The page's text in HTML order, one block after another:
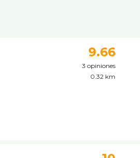
9.66
3 opiniones
0.32 km